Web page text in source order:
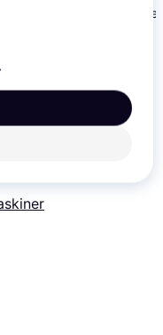
Gardena